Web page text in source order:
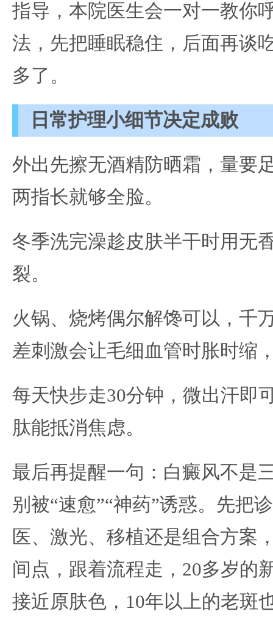
指导，本院医生会一对一教你
法，先把睡眠稳住，后面再谈
多了。
日常护理小细节决定成败
外出先擦无酒精防晒霜，量要
两指长就够全脸。
冬季洗完澡趁皮肤半干时用无
裂。
火锅、烧烤偶尔解馋可以，千
差刺激会让毛细血管时胀时缩
每天快步走30分钟，微出汗即
肽能抵消焦虑。
最后再提醒一句：白癜风不是
别被“速愈”“神药”诱惑。先把
医、激光、移植还是组合方案
间点，跟着流程走，20多岁的
接近原肤色，10年以上的老斑